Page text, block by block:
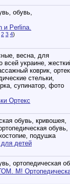
и Perlina.
2 3 4)
Ортекс
детей
М!